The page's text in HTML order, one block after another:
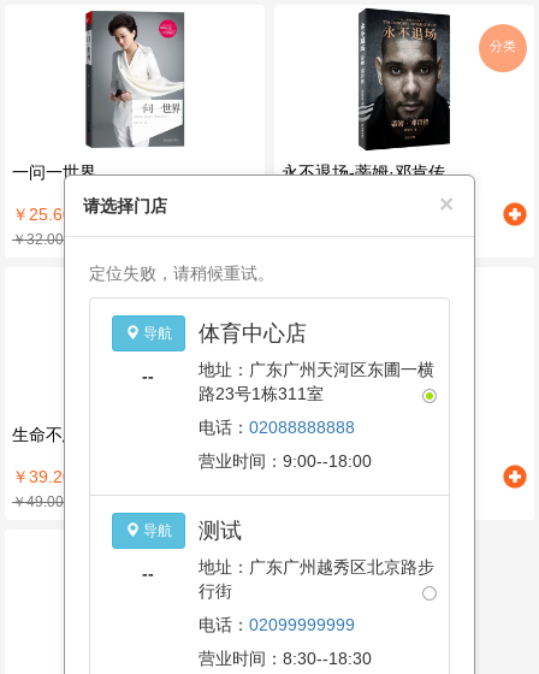
分类
一问一世界
￥25.60
￥32.00
永不退场-蒂姆·邓肯传
￥55.00
生命不息,折腾不止
￥39.20
￥49.00
养眼就是养精神
×
请选择门店
定位失败，请稍候重试。
导航
--
体育中心店
地址：广东广州天河区东圃一横
路23号1栋311室
电话： 02088888888
营业时间：9:00--18:00
导航
--
测试
地址：广东广州越秀区北京路步
行街
电话： 02099999999
营业时间：8:30--18:30